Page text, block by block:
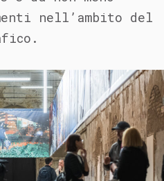
nell’ambito del